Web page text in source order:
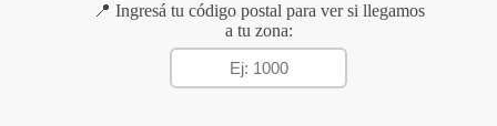
📍 Ingresá tu código postal para ver si llegamos
a tu zona: